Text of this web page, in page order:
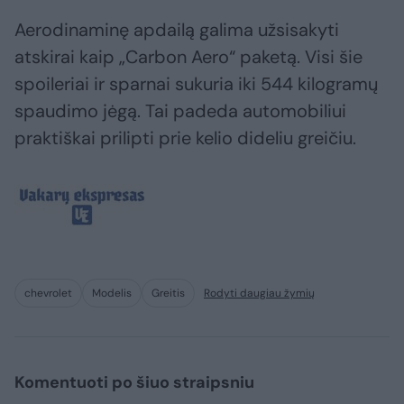
Aerodinaminę apdailą galima užsisakyti
atskirai kaip „Carbon Aero“ paketą. Visi šie
spoileriai ir sparnai sukuria iki 544 kilogramų
spaudimo jėgą. Tai padeda automobiliui
praktiškai prilipti prie kelio dideliu greičiu.
chevrolet Modelis Greitis Rodyti daugiau žymių
Komentuoti po šiuo straipsniu